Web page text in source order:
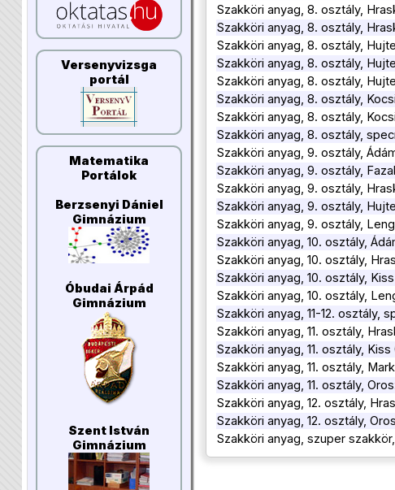
Versenyvizsga
portál
Matematika
Portálok
Berzsenyi Dániel
Gimnázium
Óbudai Árpád
Gimnázium
Szent István
Gimnázium
Szakköri anyag, 8. osztály,
Szakköri anyag, 8. osztály,
Szakköri anyag, 8. osztály,
Szakköri anyag, 8. osztály,
Szakköri anyag, 8. osztály,
Szakköri anyag, 8. osztály,
Szakköri anyag, 8. osztály,
Szakköri anyag, 8. osztály,
Szakköri anyag, 9. osztály,
Szakköri anyag, 9. osztály,
Szakköri anyag, 9. osztály,
Szakköri anyag, 9. osztály,
Szakköri anyag, 9. osztály,
Szakköri anyag, 10. osztály,
Szakköri anyag, 10. osztály,
Szakköri anyag, 10. osztály,
Szakköri anyag, 10. osztály,
Szakköri anyag, 11-12. osztály,
Szakköri anyag, 11. osztály,
Szakköri anyag, 11. osztály, Kiss
Szakköri anyag, 11. osztály,
Szakköri anyag, 11. osztály,
Szakköri anyag, 12. osztály,
Szakköri anyag, 12. osztály,
Szakköri anyag, szuper